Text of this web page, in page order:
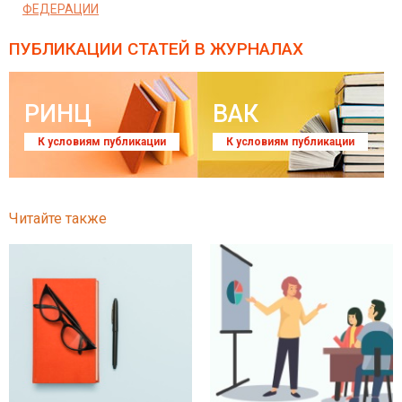
ФЕДЕРАЦИИ
ПУБЛИКАЦИИ СТАТЕЙ В ЖУРНАЛАХ
РИНЦ
К условиям публикации
ВАК
К условиям публикации
Читайте также